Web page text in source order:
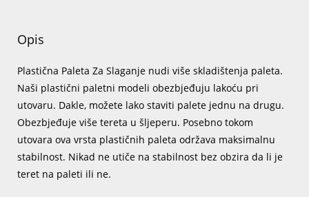
Opis
Plastična Paleta Za Slaganje nudi više skladištenja paleta.
Naši plastični paletni modeli obezbjeđuju lakoću pri
utovaru. Dakle, možete lako staviti palete jednu na drugu.
Obezbjeđuje više tereta u šljeperu. Posebno tokom
utovara ova vrsta plastičnih paleta održava maksimalnu
stabilnost. Nikad ne utiče na stabilnost bez obzira da li je
teret na paleti ili ne.